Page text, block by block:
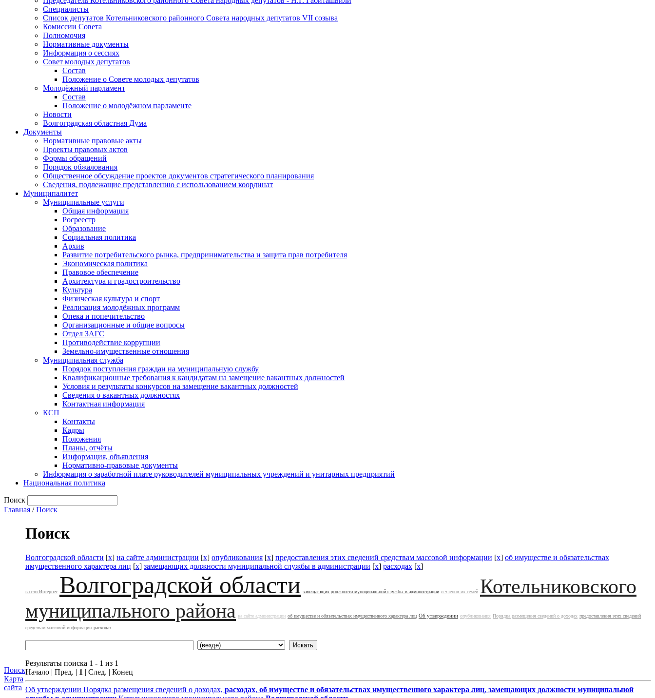
Специалисты
Список депутатов Котельниковского районного Совета народных депутатов VII созыва
Комиссии Совета
Полномочия
Нормативные документы
Информация о сессиях
Совет молодых депутатов
Состав
Положение о Совете молодых депутатов
Молодёжный парламент
Состав
Положение о молодёжном парламенте
Новости
Волгоградская областная Дума
Документы
Нормативные правовые акты
Проекты правовых актов
Формы обращений
Порядок обжалования
Общественное обсуждение проектов документов стратегического планирования
Сведения, подлежащие представлению с использованием координат
Муниципалитет
Муниципальные услуги
Общая информация
Росреестр
Образование
Социальная политика
Архив
Развитие потребительского рынка, предпринимательства и защита прав потребителя
Экономическая политика
Правовое обеспечение
Архитектура и градостроительство
Культура
Физическая культура и спорт
Реализация молодёжных программ
Опека и попечительство
Организационные и общие вопросы
Отдел ЗАГС
Противодействие коррупции
Земельно-имущественные отношения
Муниципальная служба
Порядок поступления граждан на муниципальную службу
Квалификационные требования к кандидатам на замещение вакантных должностей
Условия и результаты конкурсов на замещение вакантных должностей
Сведения о вакантных должностях
Контактная информация
КСП
Контакты
Кадры
Положения
Планы, отчёты
Информация, объявления
Нормативно-правовые документы
Информация о заработной плате руководителей муниципальных учреждений и унитарных предприятий
Национальная политика
Поиск
Главная /Поиск
Поиск
Карта
сайта
Поиск
Волгоградской области [x] на сайте администрации [x] опубликования [x] предоставления этих сведений средствам массовой информации [x] об имуществе и обязательствах
имущественного характера лиц [x] замещающих должности муниципальной службы в администрации [x] расходах [x]
в сети Интернет Волгоградской области замещающих должности муниципальной службы в администрации и членов их семей Котельниковского
муниципального района на сайте администрации об имуществе и обязательствах имущественного характера лиц Об утверждении опубликования Порядка размещения сведений о доходах предоставления этих сведений
средствам массовой информации расходах
Результаты поиска 1 - 1 из 1
Начало | Пред. | 1 | След. | Конец
Об утверждении Порядка размещения сведений о доходах, расходах, об имуществе и обязательствах имущественного характера лиц, замещающих должности муниципальной